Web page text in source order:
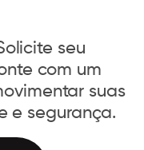
seu
com um
suas
e segurança.